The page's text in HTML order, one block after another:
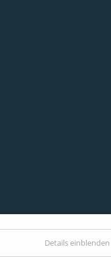
Details einblenden